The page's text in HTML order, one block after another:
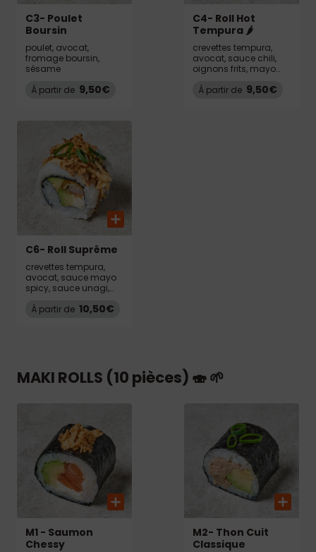
C3- Poulet
Boursin
poulet, avocat,
fromage boursin,
sésame
À partir de 9,50€
C4- Roll Hot
Tempura 🌶️
crevettes tempura,
avocat, sauce chili,
oignons frits, mayo
À partir de 9,50€
C6- Roll Suprême
crevettes tempura,
avocat, sauce mayo
spicy, sauce unagi,
sésame, cheese,
À partir de 10,50€
MAKI ROLLS (10 pièces) 🍣 🌱
M1 - Saumon
Chessy
M2- Thon Cuit
Classique